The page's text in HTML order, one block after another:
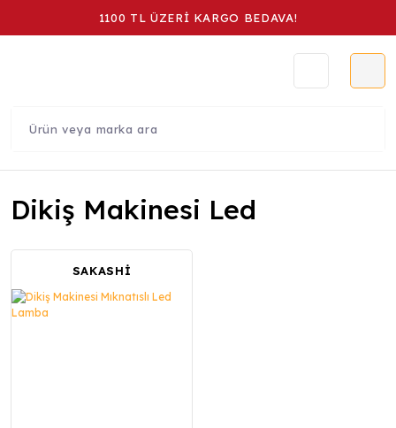
1100 TL ÜZERİ KARGO BEDAVA!
Dikiş Makinesi Led
SAKASHİ